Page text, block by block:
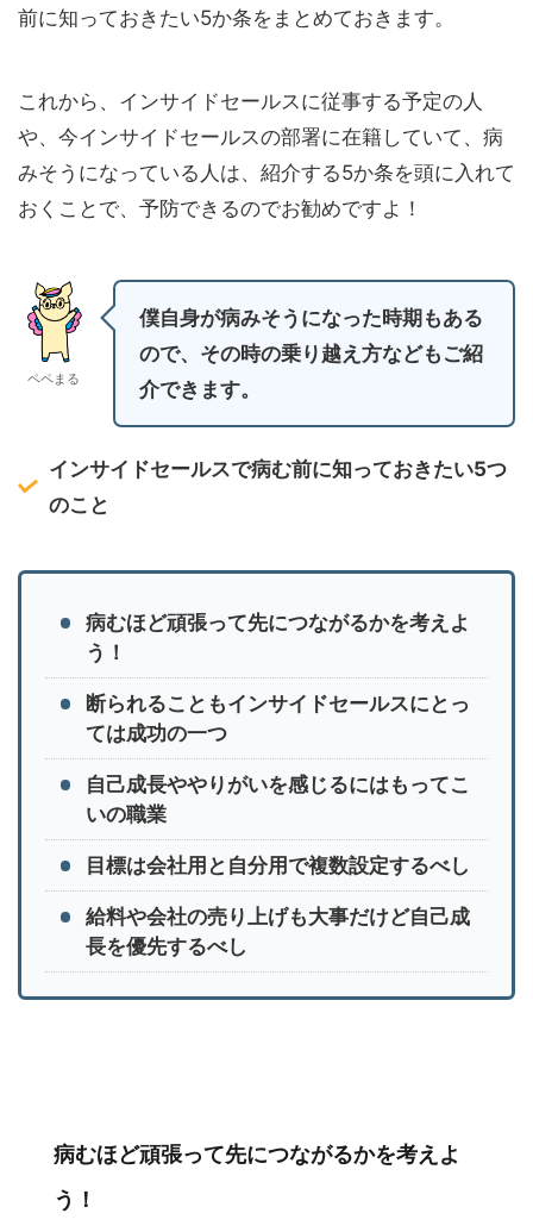
前に知っておきたい5か条をまとめておきます。
これから、インサイドセールスに従事する予定の人
や、今インサイドセールスの部署に在籍していて、病
みそうになっている人は、紹介する5か条を頭に入れて
おくことで、予防できるのでお勧めですよ！
ペペまる
僕自身が病みそうになった時期もある
ので、その時の乗り越え方などもご紹
介できます。
インサイドセールスで病む前に知っておきたい5つ
のこと
病むほど頑張って先につながるかを考えよ
う！
断られることもインサイドセールスにとっ
ては成功の一つ
自己成長ややりがいを感じるにはもってこ
いの職業
目標は会社用と自分用で複数設定するべし
給料や会社の売り上げも大事だけど自己成
長を優先するべし
病むほど頑張って先につながるかを考えよ
う！